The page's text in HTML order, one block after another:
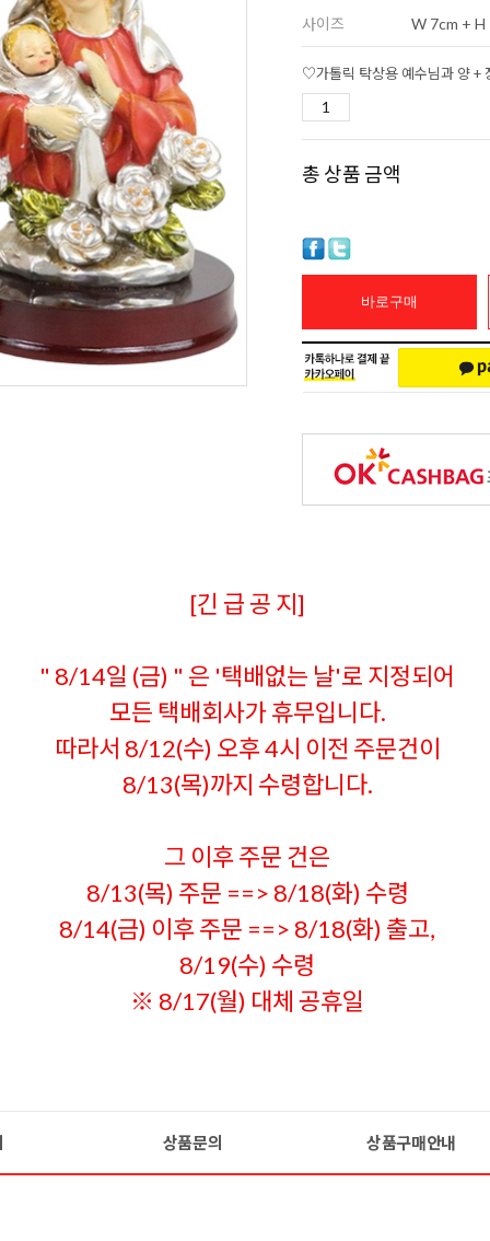
사이즈 W 7cm +
총 상품 금액
바로구매
[긴 급 공 지]
" 8/14일 (금) " 은 '택배없는 날'로 지정되어
모든 택배회사가 휴무입니다.
따라서 8/12(수) 오후 4시 이전 주문건이
8/13(목)까지 수령합니다.
그 이후 주문 건은
8/13(목) 주문 ==> 8/18(화) 수령
8/14(금) 이후 주문 ==> 8/18(화) 출고,
8/19(수) 수령
※ 8/17(월) 대체 공휴일
상품문의 상품구매안내